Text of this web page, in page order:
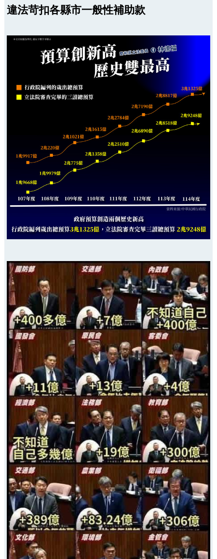
違法苛扣各縣市一般性補助款